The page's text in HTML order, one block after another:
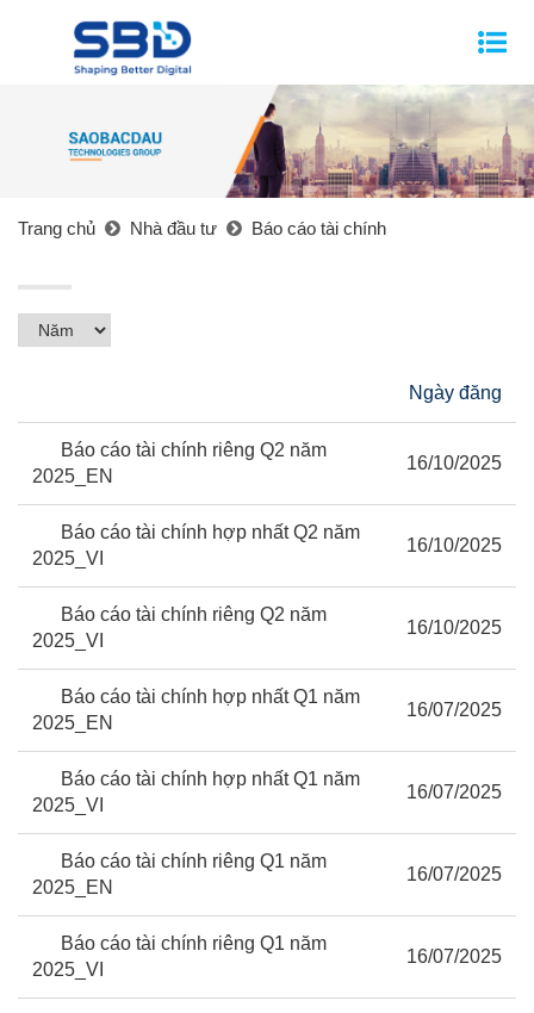
Trang chủ Nhà đầu tư Báo cáo tài chính
Ngày đăng
Báo cáo tài chính riêng Q2 năm
2025_EN
16/10/2025
Báo cáo tài chính hợp nhất Q2 năm
2025_VI
16/10/2025
Báo cáo tài chính riêng Q2 năm
2025_VI
16/10/2025
Báo cáo tài chính hợp nhất Q1 năm
2025_EN
16/07/2025
Báo cáo tài chính hợp nhất Q1 năm
2025_VI
16/07/2025
Báo cáo tài chính riêng Q1 năm
2025_EN
16/07/2025
Báo cáo tài chính riêng Q1 năm
2025_VI
16/07/2025